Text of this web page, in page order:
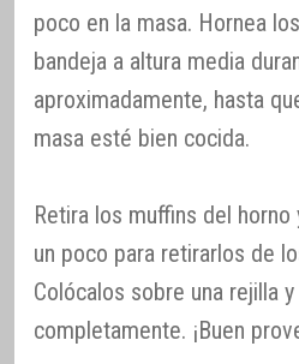
poco en la masa. Hornea
bandeja a altura media
aproximadamente, hasta
masa esté bien cocida.
Retira los muffins del
un poco para retirarlos de
Colócalos sobre una rejilla
completamente. ¡Buen